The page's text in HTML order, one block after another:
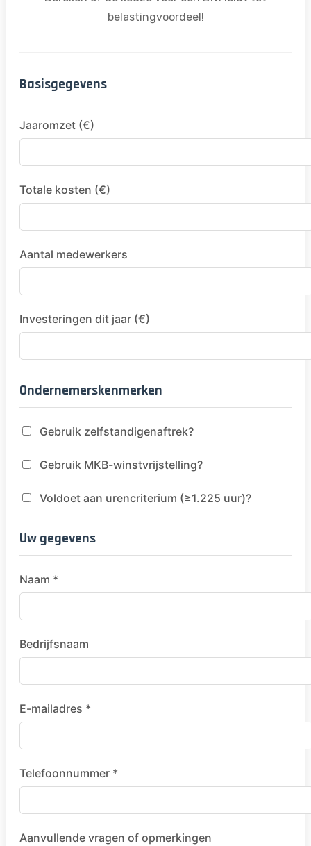
belastingvoordeel!
Basisgegevens
Jaaromzet (€)
Totale kosten (€)
Aantal medewerkers
Investeringen dit jaar (€)
Ondernemerskenmerken
Gebruik zelfstandigenaftrek?
Gebruik MKB-winstvrijstelling?
Voldoet aan urencriterium (≥1.225 uur)?
Uw gegevens
Naam *
Bedrijfsnaam
E-mailadres *
Telefoonnummer *
Aanvullende vragen of opmerkingen